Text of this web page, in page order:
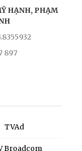
HẠNH, PHẠM
897
TVAd
Broadcom